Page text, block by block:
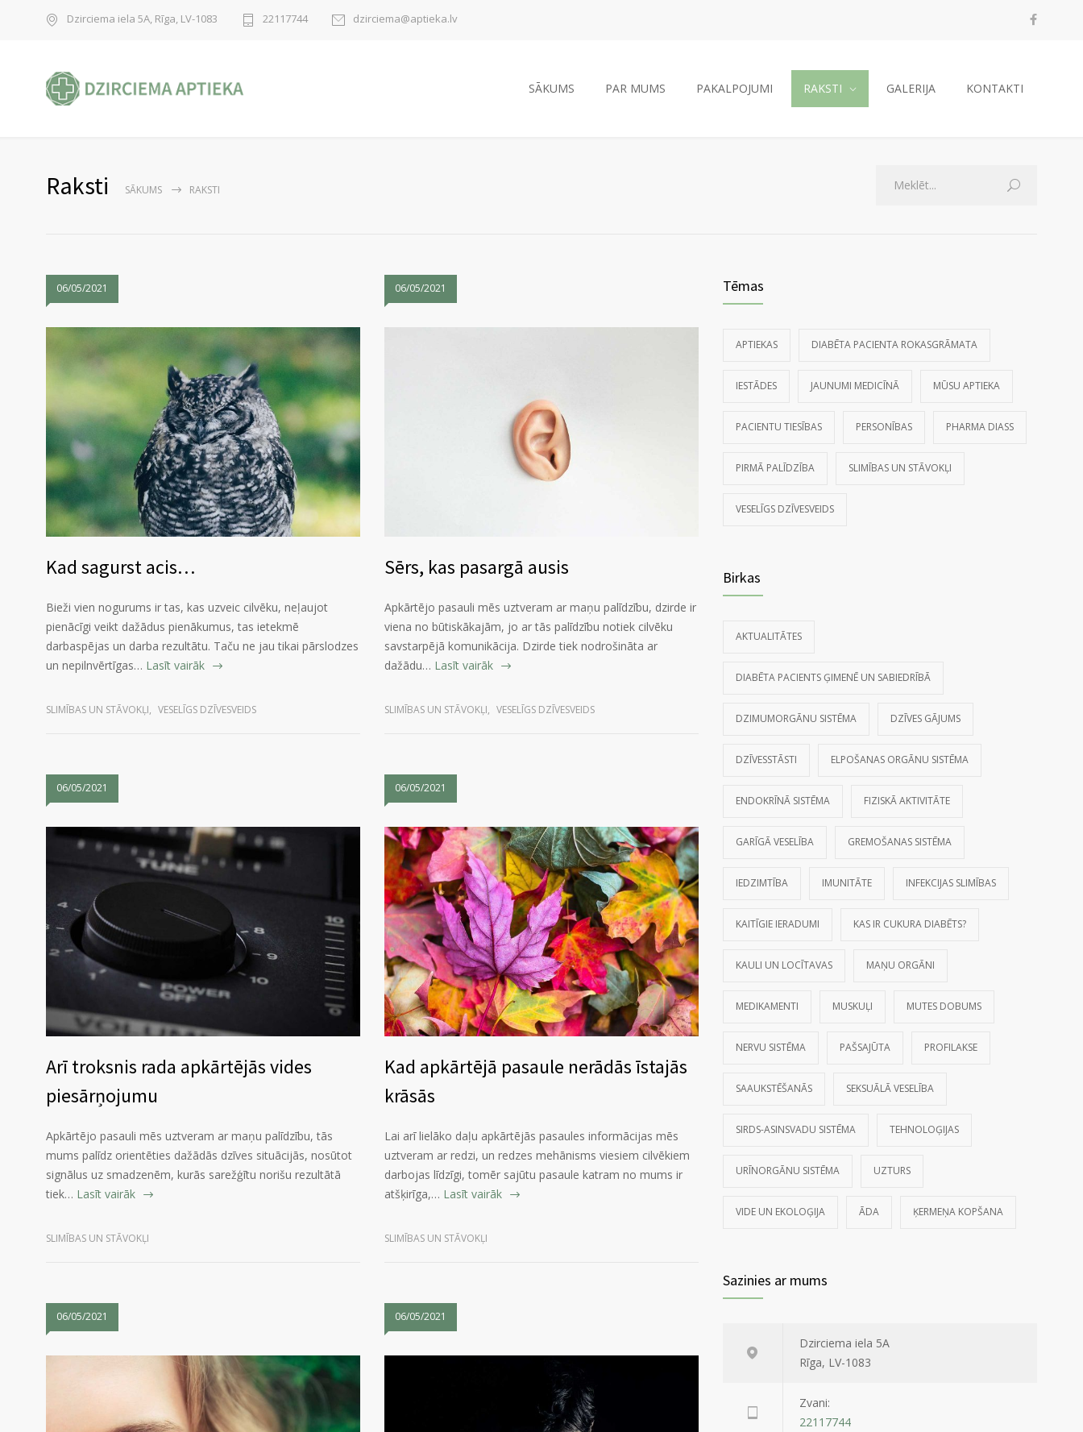
Dzirciema iela 5A, Rīga, LV-1083 22117744 dzirciema@aptieka.lv
SĀKUMS PAR MUMS PAKALPOJUMI RAKSTI GALERIJA KONTAKTI
Raksti SĀKUMS RAKSTI
06/05/2021
Kad sagurst acis…
Bieži vien nogurums ir tas, kas uzveic cilvēku, neļaujot
pienācīgi veikt dažādus pienākumus, tas ietekmē
darbaspējas un darba rezultātu. Taču ne jau tikai pārslodzes
un nepilnvērtīgas… Lasīt vairāk
SLIMĪBAS UN STĀVOKĻI, VESELĪGS DZĪVESVEIDS
06/05/2021
Sērs, kas pasargā ausis
Apkārtējo pasauli mēs uztveram ar maņu palīdzību, dzirde ir
viena no būtiskākajām, jo ar tās palīdzību notiek cilvēku
savstarpējā komunikācija. Dzirde tiek nodrošināta ar
dažādu… Lasīt vairāk
SLIMĪBAS UN STĀVOKĻI, VESELĪGS DZĪVESVEIDS
06/05/2021
Arī troksnis rada apkārtējās vides
piesārņojumu
Apkārtējo pasauli mēs uztveram ar maņu palīdzību, tās
mums palīdz orientēties dažādās dzīves situācijās, nosūtot
signālus uz smadzenēm, kurās sarežģītu norišu rezultātā
tiek… Lasīt vairāk
SLIMĪBAS UN STĀVOKĻI
06/05/2021
Kad apkārtējā pasaule nerādās īstajās
krāsās
Lai arī lielāko daļu apkārtējās pasaules informācijas mēs
uztveram ar redzi, un redzes mehānisms viesiem cilvēkiem
darbojas līdzīgi, tomēr sajūtu pasaule katram no mums ir
atšķirīga,… Lasīt vairāk
SLIMĪBAS UN STĀVOKĻI
06/05/2021 06/05/2021
Tēmas
APTIEKAS DIABĒTA PACIENTA ROKASGRĀMATA
IESTĀDES JAUNUMI MEDICĪNĀ MŪSU APTIEKA
PACIENTU TIESĪBAS PERSONĪBAS PHARMA DIASS
PIRMĀ PALĪDZĪBA SLIMĪBAS UN STĀVOKĻI
VESELĪGS DZĪVESVEIDS
Birkas
AKTUALITĀTES
DIABĒTA PACIENTS ĢIMENĒ UN SABIEDRĪBĀ
DZIMUMORGĀNU SISTĒMA DZĪVES GĀJUMS
DZĪVESSTĀSTI ELPOŠANAS ORGĀNU SISTĒMA
ENDOKRĪNĀ SISTĒMA FIZISKĀ AKTIVITĀTE
GARĪGĀ VESELĪBA GREMOŠANAS SISTĒMA
IEDZIMTĪBA IMUNITĀTE INFEKCIJAS SLIMĪBAS
KAITĪGIE IERADUMI KAS IR CUKURA DIABĒTS?
KAULI UN LOCĪTAVAS MAŅU ORGĀNI
MEDIKAMENTI MUSKUĻI MUTES DOBUMS
NERVU SISTĒMA PAŠSAJŪTA PROFILAKSE
SAAUKSTĒŠANĀS SEKSUĀLĀ VESELĪBA
SIRDS-ASINSVADU SISTĒMA TEHNOLOĢIJAS
URĪNORGĀNU SISTĒMA UZTURS
VIDE UN EKOLOĢIJA ĀDA ĶERMEŅA KOPŠANA
Sazinies ar mums
Dzirciema iela 5A
Rīga, LV-1083
Zvani:
22117744